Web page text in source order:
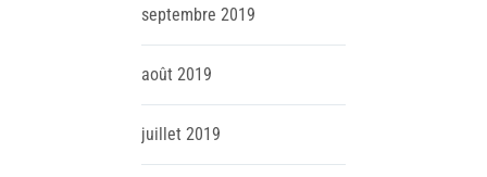
septembre 2019
août 2019
juillet 2019